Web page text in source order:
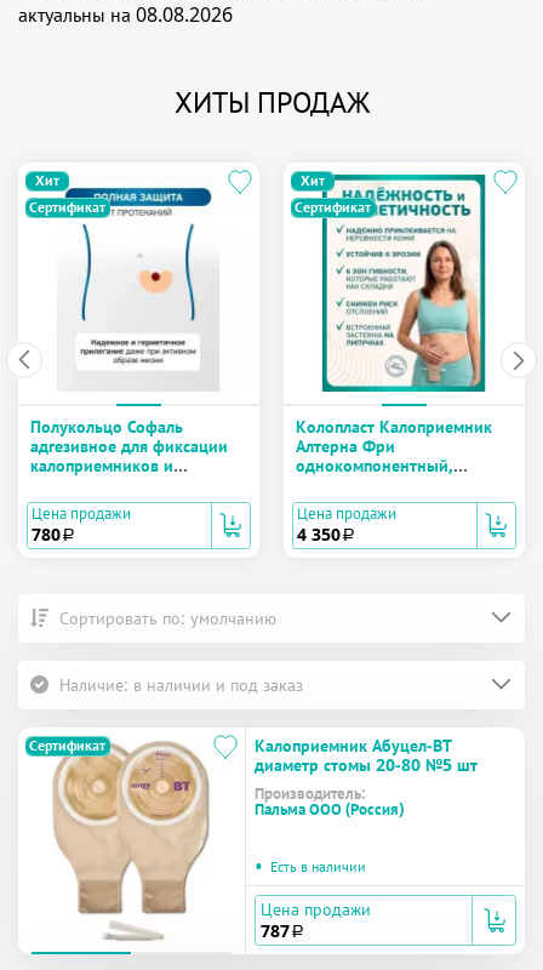
актуальны на 08.08.2026
ХИТЫ ПРОДАЖ
Хит
Сертификат
Полукольцо Софаль
адгезивное для фиксации
калоприемников и
Цена продажи
780 a
Хит
Сертификат
Колопласт Калоприемник
Алтерна Фри
однокомпонентный,
непрозрачный, вырезаемое
отверстие 12-75 мм №30
(17500)
Цена продажи
4 350 a
Сортировать по: умолчанию
Наличие: в наличии и под заказ
Сертификат
Калоприемник Абуцел-ВТ
диаметр стомы 20-80 №5 шт
Производитель:
Пальма ООО (Россия)
• Есть в наличии
Цена продажи
787 a